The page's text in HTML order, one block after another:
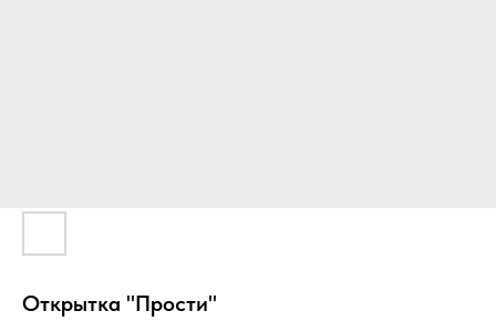
Открытка "Прости"